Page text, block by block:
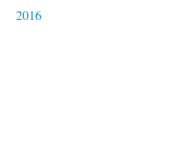
2016